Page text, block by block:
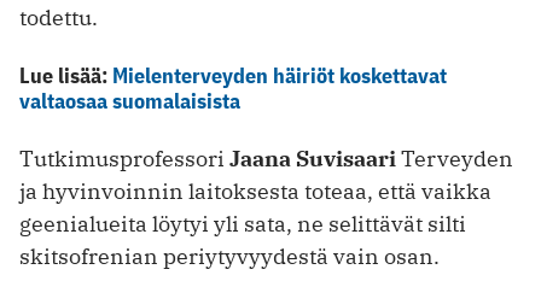
todettu.
Lue lisää: Mielenterveyden häiriöt koskettavat
valtaosaa suomalaisista
Tutkimusprofessori Jaana SuvisaariTerveyden
ja hyvinvoinnin laitoksesta toteaa, että vaikka
geenialueita löytyi yli sata, ne selittävät silti
skitsofrenian periytyvyydestä vain osan.